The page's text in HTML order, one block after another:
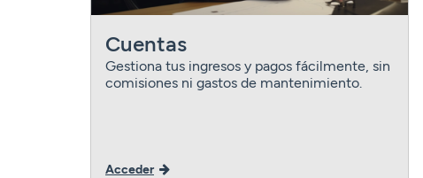
Cuentas
Gestiona tus ingresos y pagos fácilmente, sin
comisiones ni gastos de mantenimiento.
Acceder